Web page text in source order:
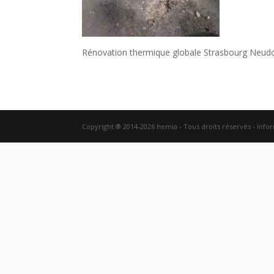
Rénovation thermique globale Strasbourg
Copyright ® 2014-2026 hemia - Tous droits réservés -